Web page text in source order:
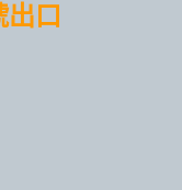
口